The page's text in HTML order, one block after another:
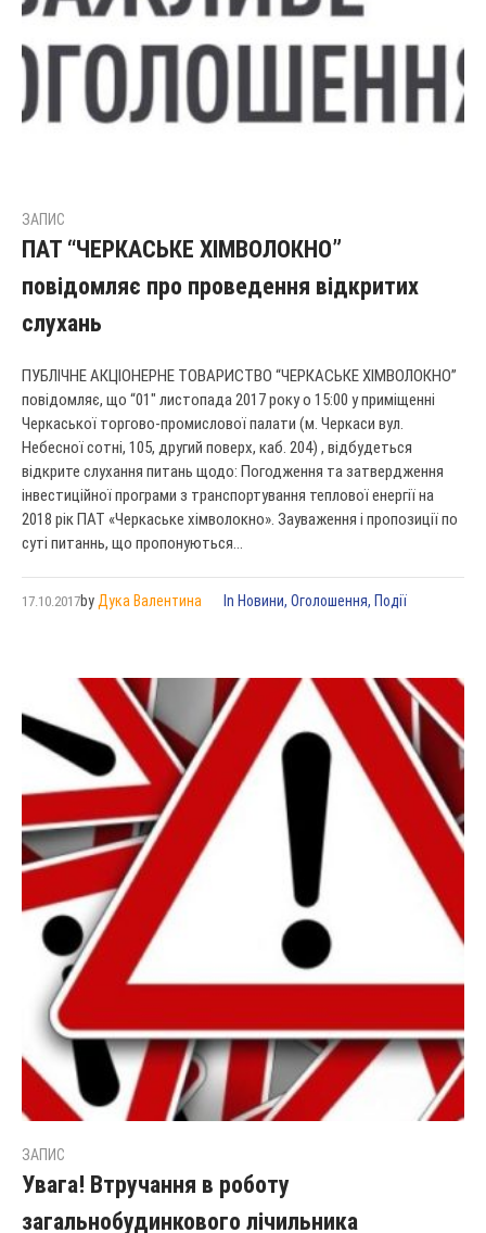
ЗАПИС
ПАТ “ЧЕРКАСЬКЕ ХІМВОЛОКНО”
повідомляє про проведення відкритих
слухань
ПУБЛІЧНЕ АКЦІОНЕРНЕ ТОВАРИСТВО “ЧЕРКАСЬКЕ ХІМВОЛОКНО”
повідомляє, що “01″ листопада 2017 року о 15:00 у приміщенні
Черкаської торгово-промислової палати (м. Черкаси вул.
Небесної сотні, 105, другий поверх, каб. 204) , відбудеться
відкрите слухання питань щодо: Погодження та затвердження
інвестиційної програми з транспортування теплової енергії на
2018 рік ПАТ «Черкаське хімволокно». Зауваження і пропозиції по
суті питаннь, що пропонуються...
17.10.2017by Дука Валентина In Новини, Оголошення, Події
ЗАПИС
Увага! Втручання в роботу
загальнобудинкового лічильника